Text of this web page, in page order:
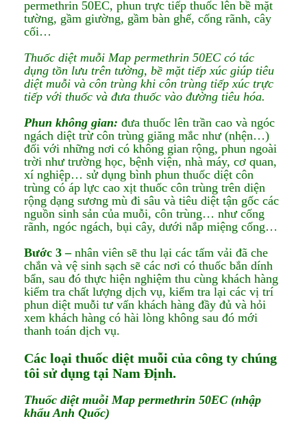
permethrin 50EC, phun trực tiếp thuốc lên bề mặt
tường, gầm giường, gầm bàn ghế, cống rãnh, cây
cối…
Thuốc diệt muỗi Map permethrin 50EC có tác
dụng tồn lưu trên tường, bề mặt tiếp xúc giúp tiêu
diệt muỗi và côn trùng khi côn trùng tiếp xúc trực
tiếp với thuốc và đưa thuốc vào đường tiêu hóa.
Phun không gian: đưa thuốc lên trần cao và ngóc
ngách diệt trừ côn trùng giăng mắc như (nhện…)
đối với những nơi có không gian rộng, phun ngoài
trời như trường học, bệnh viện, nhà máy, cơ quan,
xí nghiệp… sử dụng bình phun thuốc diệt côn
trùng có áp lực cao xịt thuốc côn trùng trên diện
rộng dạng sương mù đi sâu và tiêu diệt tận gốc các
nguồn sinh sản của muỗi, côn trùng… như cống
rãnh, ngóc ngách, bụi cây, dưới nắp miệng cống…
Bước 3 –nhân viên sẽ thu lại các tấm vải đã che
chắn và vệ sinh sạch sẽ các nơi có thuốc bắn dính
bẩn, sau đó thực hiện nghiệm thu cùng khách hàng
kiểm tra chất lượng dịch vụ, kiểm tra lại các vị trí
phun diệt muỗi tư vấn khách hàng đầy đủ và hỏi
xem khách hàng có hài lòng không sau đó mới
thanh toán dịch vụ.
Các loại thuốc diệt muỗi của công ty chúng
tôi sử dụng tại Nam Định.​​
Thuốc diệt muỗi Map permethrin 50EC (nhập
khẩu Anh Quốc)